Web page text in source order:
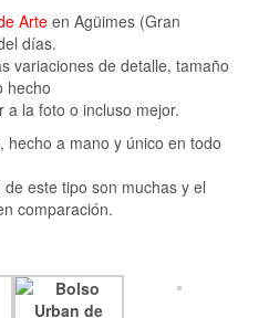
Arteen Agüimes (Gran
días.
variaciones de detalle, tamaño
hecho
a la foto o incluso mejor.
hecho a mano y único en todo
este tipo son muchas y el
comparación.